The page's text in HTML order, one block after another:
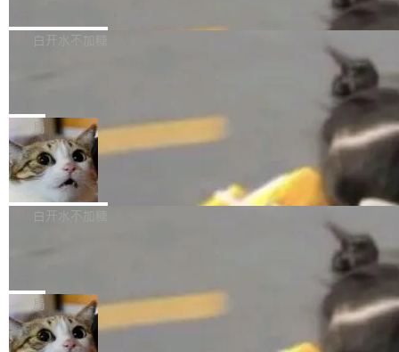
w 不要求标准普通话，方言识别覆盖粤语、吴语
容提供的字体时出现的几个问题 为避免音频加
质的最低采样率）的音频格式将被拒绝 修复了 C
SS 圆角虚线样式中可能存在的问题 如果表单中
的图像元素不在同一个子树中，则它们将不再关
联 加...
发布的 Release Notes，他利用 AI 工具（如 Co
最强的若干项。对于尚未正式发版的 PG 19，则
通过拉取过去一年内（从 PG 18 Beta1 时间点
至今）的所有 commit，同样交由 AI 分析提炼。
经过人工复核，准确度令人满意。这一方法也为
社区爱好者提供了高效跟踪新版本的思路。
白开水不加糖
维护工作一直与我的日常工作、家务、社交生活
和休闲娱乐竞争时间。" 这是 libexpat 维护者 S
ebastian Pipping 写在博客里的话。8 月 4 日，
他宣布了一个新消息：从 2026 年 8 月 1 日起，
他可以全职维护 libexpat 了，最长 6 个月。发
库之一。你的操作系统、浏览器、无数的基础设
施软件，很可能都在用它。而过去十年，维护它
的人一直在用业余...
局
Firefox 153.0.3 发布
Firefox 153.0.3 现已发布，具体更新内容如
下： New Smart Window 包含多项增强功能：
gi?id=2019042">Bug&nbsp;2019042</a>）</l
i> <li>现在，助手可以直接使用 Exa 的网络搜索
结果回答问题，而无需将问题转交给搜索引擎。
白开水不加糖
的 npm 包。项目的核心论点是：容器不适合 Ag
ent 计算。真正适合的，是 Isolate。 Cloudflare
工程师在这件事上没什么可谦虚的——他们用 W
局
OpenAI 公开邮件和聊天记录回应苹果